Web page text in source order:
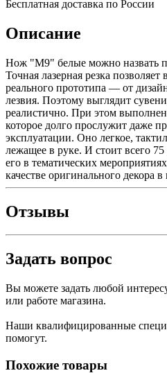
Бесплатная доставка по России
Описание
Нож "М9" белые можно назвать
Точная лазерная резка
реального прототипа — от
лезвия. Поэтому выглядит
реалистично. При этом
которое долго прослужит даже
эксплуатации. Оно легкое,
лежащее в руке. И стоит всего
его в тематических
качестве оригинального декора в
Отзывы
Задать вопрос
Вы можете задать любой
или работе магазина.
Наши квалифицированные
помогут.
Похожие товары